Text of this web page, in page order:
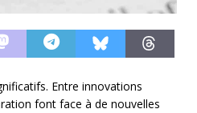
Entre innovations
font face à de nouvelles